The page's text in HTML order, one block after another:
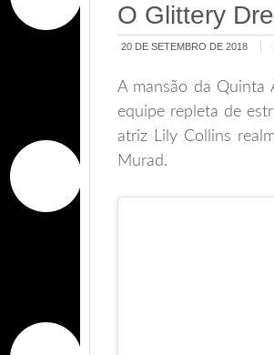
O Glittery
20 DE SETEMBRO DE 2018
A mansão da Quinta
equipe repleta de
atriz Lily Collins
Murad.